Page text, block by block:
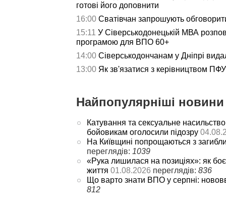
готові його доповнити
16:00 Сватівчан запрошують
15:11 У Сіверськодонецькій МВА
програмою для ВПО 60+
14:00 Сіверськодончанам у Дніпрі
13:00 Як зв'язатися з керівництвом
Найпопулярніші
Катування та сексуальне
бойовикам оголосили підозру
На Київщині попрощаються з
переглядів: 1039
«Рука лишилася на позиціях»: як
життя 01.08.2026 переглядів: 836
Що варто знати ВПО у серпні:
812